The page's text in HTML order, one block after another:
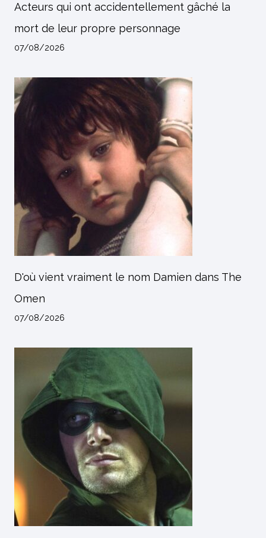
Acteurs qui ont accidentellement gâché la
mort de leur propre personnage
07/08/2026
D'où vient vraiment le nom Damien dans The
Omen
07/08/2026